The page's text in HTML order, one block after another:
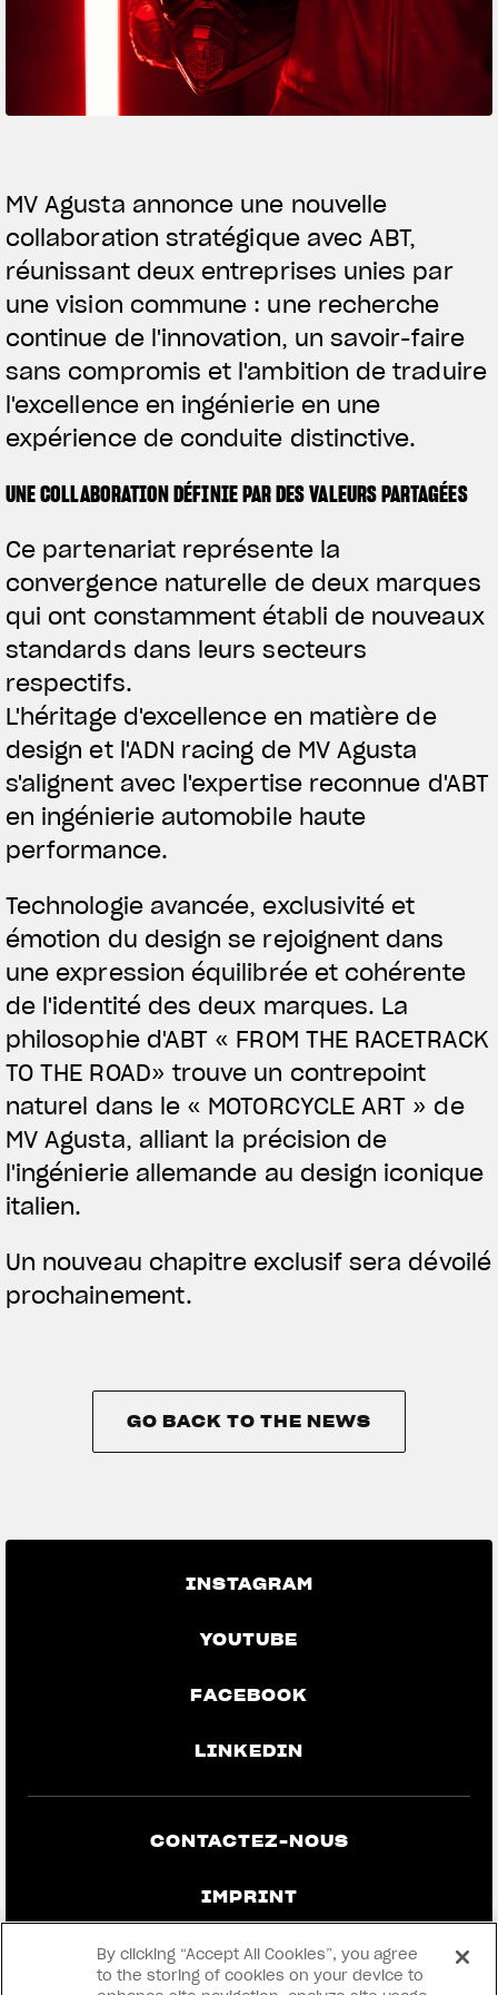
ABOUT
RUSH
SUPERVELOCE ARSHAM
FACEBOOK
YOUTUBE
View now →
VÊTEMENTS
L'équipement du pilote
MV Agusta annonce une nouvelle
collaboration stratégique avec ABT,
réunissant deux entreprises unies par
une vision commune : une recherche
continue de l'innovation, un savoir-faire
sans compromis et l'ambition de traduire
l'excellence en ingénierie en une
expérience de conduite distinctive.
UNE COLLABORATION DÉFINIE PAR DES VALEURS PARTAGÉES
Ce partenariat représente la
convergence naturelle de deux marques
qui ont constamment établi de nouveaux
standards dans leurs secteurs
respectifs.
L'héritage d'excellence en matière de
design et l'ADN racing de MV Agusta
s'alignent avec l'expertise reconnue d'ABT
en ingénierie automobile haute
performance.
Technologie avancée, exclusivité et
émotion du design se rejoignent dans
une expression équilibrée et cohérente
de l'identité des deux marques. La
philosophie d'ABT « FROM THE RACETRACK
TO THE ROAD» trouve un contrepoint
naturel dans le « MOTORCYCLE ART » de
MV Agusta, alliant la précision de
l'ingénierie allemande au design iconique
italien.
Un nouveau chapitre exclusif sera dévoilé
prochainement.
GO BACK TO THE NEWS
INSTAGRAM
YOUTUBE
FACEBOOK
LINKEDIN
CONTACTEZ-NOUS
IMPRINT
CONFIDENTIALITÉ ET MENTIONS
LÉGALES
By clicking “Accept All Cookies”, you agree
to the storing of cookies on your device to